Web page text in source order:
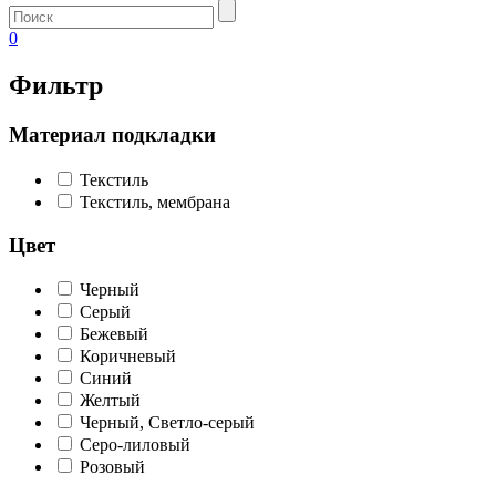
0
Фильтр
Материал подкладки
Текстиль
Текстиль, мембрана
Цвет
Черный
Серый
Бежевый
Коричневый
Синий
Желтый
Черный, Светло-серый
Серо-лиловый
Розовый